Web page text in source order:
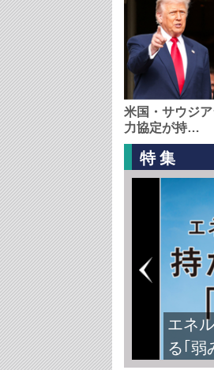
米国・サウジ
力協定が持…
特集
エネ
る｢